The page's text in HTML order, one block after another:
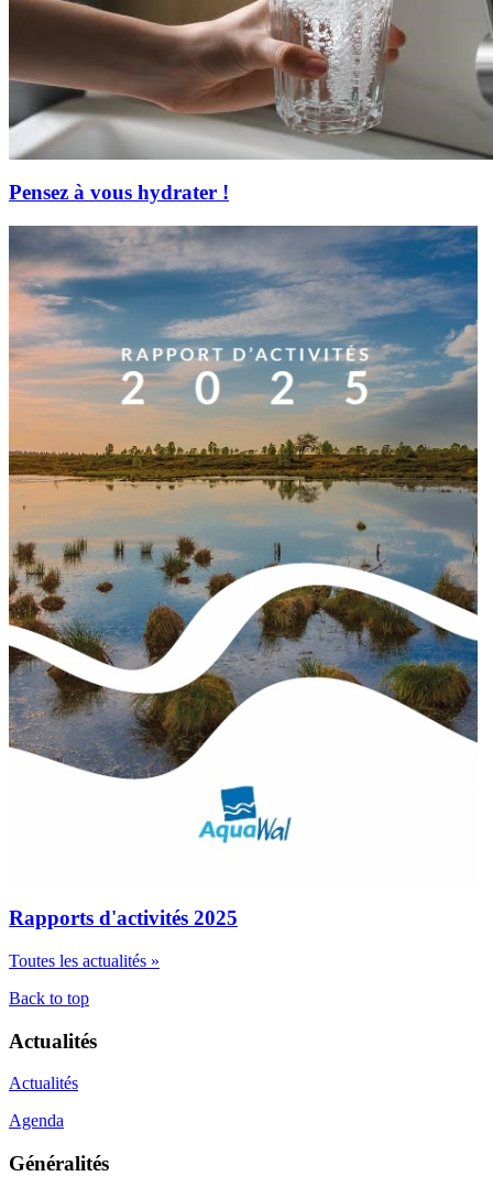
Pensez à vous hydrater !
Rapports d'activités 2025
Toutes les actualités »
Back to top
Actualités
Actualités
Agenda
Généralités